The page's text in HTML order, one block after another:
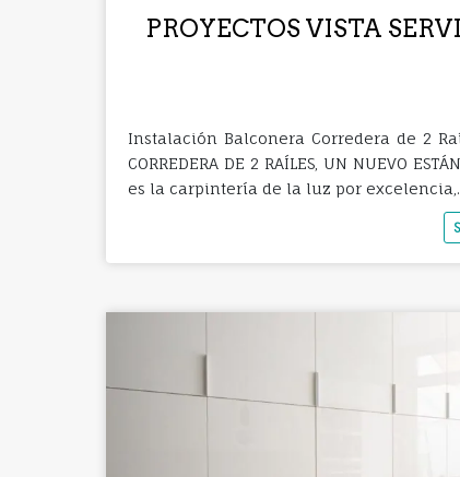
PROYECTOS VISTA
Instalación Balconera Corredera de 2
CORREDERA DE 2 RAÍLES, UN NUEVO
es la carpintería de la luz por